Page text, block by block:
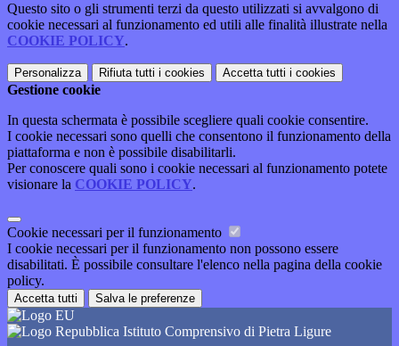
Questo sito o gli strumenti terzi da questo utilizzati si avvalgono di
cookie necessari al funzionamento ed utili alle finalità illustrate nella
COOKIE POLICY.
Personalizza Rifiuta tutti i cookies Accetta tutti i cookies
Gestione cookie
In questa schermata è possibile scegliere quali cookie consentire.
I cookie necessari sono quelli che consentono il funzionamento della
piattaforma e non è possibile disabilitarli.
Per conoscere quali sono i cookie necessari al funzionamento potete
visionare la COOKIE POLICY.
Cookie necessari per il funzionamento
I cookie necessari per il funzionamento non possono essere
disabilitati. È possibile consultare l'elenco nella pagina della cookie
policy.
Accetta tutti Salva le preferenze
Istituto Comprensivo di Pietra Ligure